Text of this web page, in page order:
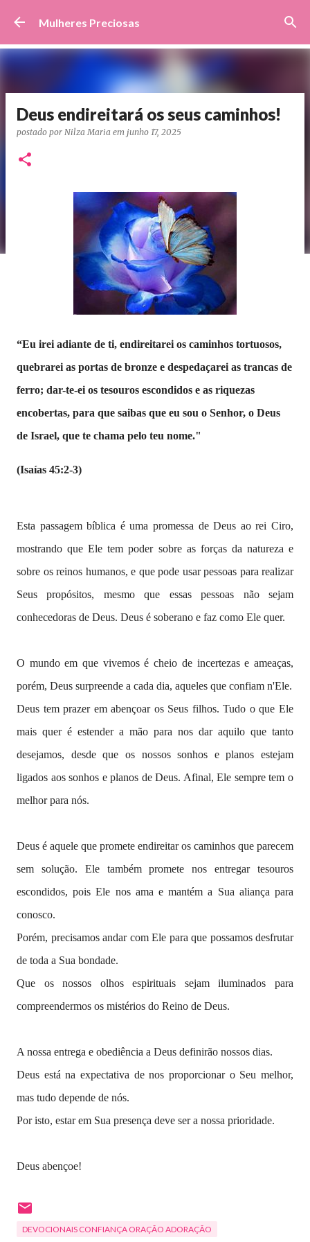
Pular para o conteúdo principal
Mulheres Preciosas
Deus endireitará os seus caminhos!
postado por Nilza Maria em junho 17, 2025
“Eu irei adiante de ti, endireitarei os caminhos tortuosos,
quebrarei as portas de bronze e despedaçarei as trancas de
ferro; dar-te-ei os tesouros escondidos e as riquezas
encobertas, para que saibas que eu sou o Senhor, o Deus
de Israel, que te chama pelo teu nome."
(Isaías 45:2-3)
Esta passagem bíblica é uma promessa de Deus ao rei Ciro,
mostrando que Ele tem poder sobre as forças da natureza e
sobre os reinos humanos, e que pode usar pessoas para realizar
Seus propósitos, mesmo que essas pessoas não sejam
conhecedoras de Deus. Deus é soberano e faz como Ele quer.
O mundo em que vivemos é cheio de incertezas e ameaças,
porém, Deus surpreende a cada dia, aqueles que confiam n'Ele.
Deus tem prazer em abençoar os Seus filhos. Tudo o que Ele
mais quer é estender a mão para nos dar aquilo que tanto
desejamos, desde que os nossos sonhos e planos estejam
ligados aos sonhos e planos de Deus. Afinal, Ele sempre tem o
melhor para nós.
Deus é aquele que promete endireitar os caminhos que parecem
sem solução. Ele também promete nos entregar tesouros
escondidos, pois Ele nos ama e mantém a Sua aliança para
conosco.
Porém, precisamos andar com Ele para que possamos desfrutar
de toda a Sua bondade.
Que os nossos olhos espirituais sejam iluminados para
compreendermos os mistérios do Reino de Deus.
A nossa entrega e obediência a Deus definirão nossos dias.
Deus está na expectativa de nos proporcionar o Seu melhor,
mas tudo depende de nós.
Por isto, estar em Sua presença deve ser a nossa prioridade.
Deus abençoe!
DEVOCIONAIS CONFIANÇA ORAÇÃO ADORAÇÃO